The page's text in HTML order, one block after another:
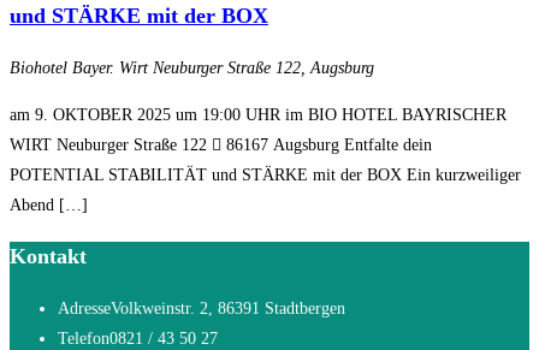
und STÄRKE mit der BOX
Biohotel Bayer. Wirt Neuburger Straße 122, Augsburg
am 9. OKTOBER 2025 um 19:00 UHR im BIO HOTEL BAYRISCHER
WIRT Neuburger Straße 122  86167 Augsburg Entfalte dein
POTENTIAL STABILITÄT und STÄRKE mit der BOX Ein kurzweiliger
Abend […]
Kontakt
AdresseVolkweinstr. 2, 86391 Stadtbergen
Telefon0821 / 43 50 27